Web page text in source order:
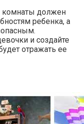
комнаты должен
ребенка, а
и создайте
отражать ее